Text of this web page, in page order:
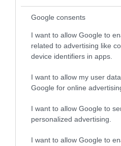
Google consents
I want to allow Google to
related to advertising like
device identifiers in apps.
I want to allow my user
Google for online
I want to allow Google to
personalized advertising.
I want to allow Google to
αναπτυχθεί
από τα θέματα που θα
του Workshops &
Ακολουθήστε το
Newsκαι μάθετε